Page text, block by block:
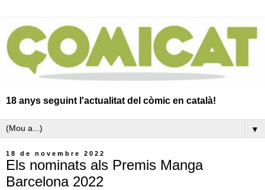
18 anys seguint l'actualitat del còmic en català!
▼
18 de novembre 2022
Els nominats als Premis Manga
Barcelona 2022